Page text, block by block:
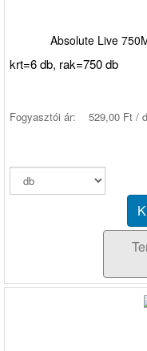
Absolute Live
krt=6 db, rak=750 db
Fogyasztói ár: 529,00 Ft /